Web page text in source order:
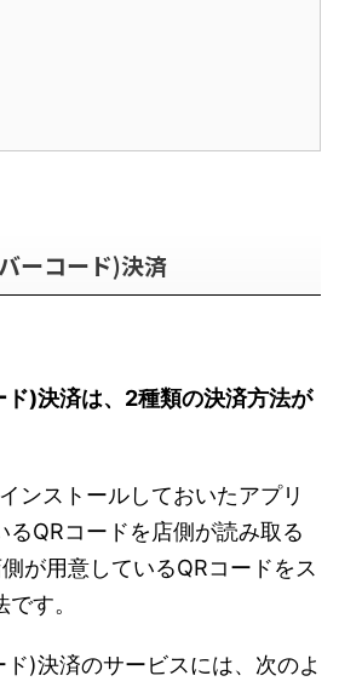
ーコード)決済
ド)決済は、2種類の決済方法が
ンストールしておいたアプリ
るQRコードを店側が読み取る
が用意しているQRコードをス
す。
)決済のサービスには、次のよ